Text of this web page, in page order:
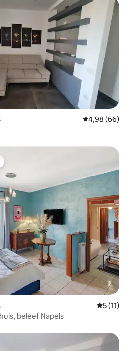
Gemiddelde
4,98 (66)
5 (11)
beleef Napels